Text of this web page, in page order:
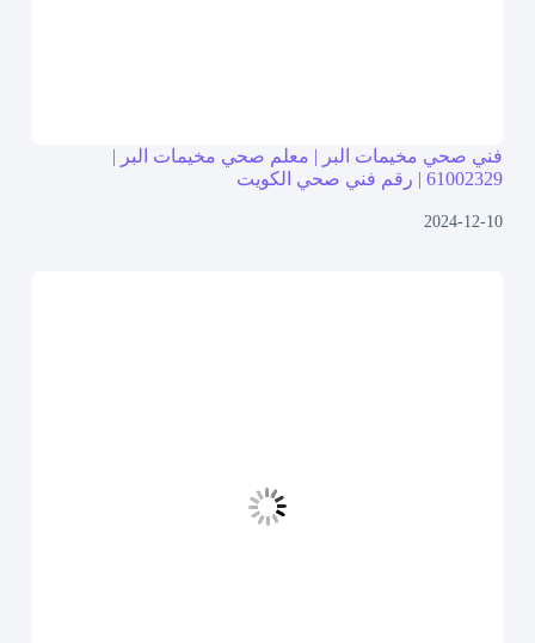
فني صحي مخيمات البر | معلم صحي مخيمات البر |
61002329 | رقم فني صحي الكويت
2024-12-10